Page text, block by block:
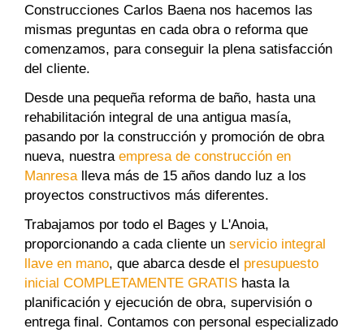
Construcciones Carlos Baena nos hacemos las
mismas preguntas en cada obra o reforma que
comenzamos, para conseguir la plena satisfacción
del cliente.
Desde una pequeña reforma de baño, hasta una
rehabilitación integral de una antigua masía,
pasando por la construcción y promoción de obra
nueva, nuestra empresa de construcción en
Manresalleva más de 15 años dando luz a los
proyectos constructivos más diferentes.
Trabajamos por todo el Bages y L'Anoia,
proporcionando a cada cliente un servicio integral
llave en mano, que abarca desde el presupuesto
inicial COMPLETAMENTE GRATIS hasta la
planificación y ejecución de obra, supervisión o
entrega final. Contamos con personal especializado